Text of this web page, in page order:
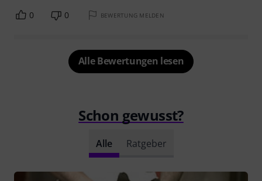
0 0 BEWERTUNG MELDEN
Alle Bewertungen lesen
Schon gewusst?
Alle Ratgeber